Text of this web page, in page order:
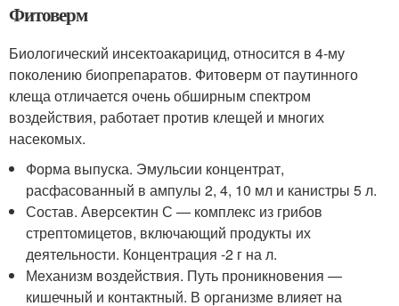
Фитоверм
Биологический инсектоакарицид, относится в 4-му
поколению биопрепаратов. Фитоверм от паутинного
клеща отличается очень обширным спектром
воздействия, работает против клещей и многих
насекомых.
Форма выпуска. Эмульсии концентрат,
расфасованный в ампулы 2, 4, 10 мл и канистры 5 л.
Состав. Аверсектин С — комплекс из грибов
стрептомицетов, включающий продукты их
деятельности. Концентрация -2 г на л.
Механизм воздействия. Путь проникновения —
кишечный и контактный. В организме влияет на